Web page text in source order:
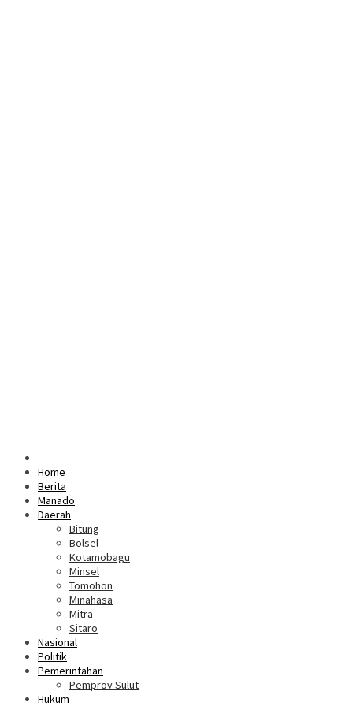
Home
Berita
Manado
Daerah
Bitung
Bolsel
Kotamobagu
Minsel
Tomohon
Minahasa
Mitra
Sitaro
Nasional
Politik
Pemerintahan
Pemprov Sulut
Hukum